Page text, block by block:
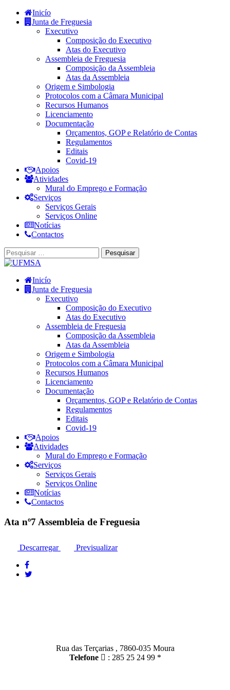
Inicío
Junta de Freguesia
Executivo
Composição do Executivo
Atas do Executivo
Assembleia de Freguesia
Composição da Assembleia
Atas da Assembleia
Origem e Simbologia
Protocolos com a Câmara Municipal
Recursos Humanos
Licenciamento
Documentação
Orçamentos, GOP e Relatório de Contas
Regulamentos
Editais
Covid-19
Apoios
Atividades
Mural do Emprego e Formação
Serviços
Serviços Gerais
Serviços Online
Notícias
Contactos
Inicío
Junta de Freguesia
Executivo
Composição do Executivo
Atas do Executivo
Assembleia de Freguesia
Composição da Assembleia
Atas da Assembleia
Origem e Simbologia
Protocolos com a Câmara Municipal
Recursos Humanos
Licenciamento
Documentação
Orçamentos, GOP e Relatório de Contas
Regulamentos
Editais
Covid-19
Apoios
Atividades
Mural do Emprego e Formação
Serviços
Serviços Gerais
Serviços Online
Notícias
Contactos
Ata nº7 Assembleia de Freguesia
Descarregar Previsualizar
Rua das Terçarias , 7860-035 Moura
Telefone
: 285 25 24 99 *